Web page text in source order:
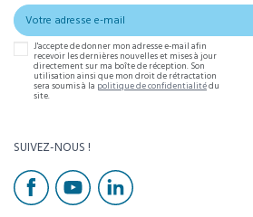
J'accepte de donner mon adresse e-mail afin
recevoir les dernières nouvelles et mises à jour
directement sur ma boîte de réception. Son
utilisation ainsi que mon droit de rétractation
sera soumis à la politique de confidentialitédu
site.
SUIVEZ-NOUS !